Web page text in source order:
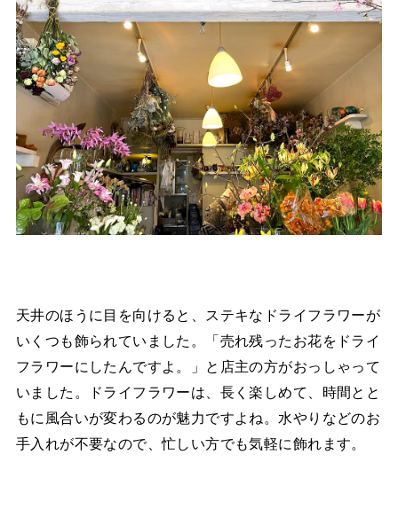
天井のほうに目を向けると、ステキなドライフラワーが
いくつも飾られていました。「売れ残ったお花をドライ
フラワーにしたんですよ。」と店主の方がおっしゃって
いました。ドライフラワーは、長く楽しめて、時間とと
もに風合いが変わるのが魅力ですよね。水やりなどのお
手入れが不要なので、忙しい方でも気軽に飾れます。